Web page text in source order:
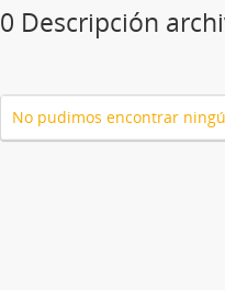
0 Descripción
No pudimos encontrar